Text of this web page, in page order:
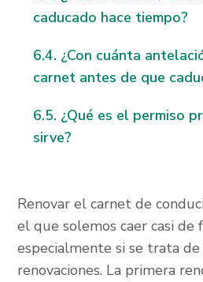
caducado hace tiempo?
¿Con cuánta
carnet antes de que
¿Qué es el permiso
sirve?
Renovar el carnet de
el que solemos caer casi de
especialmente si se trata
renovaciones. La primera